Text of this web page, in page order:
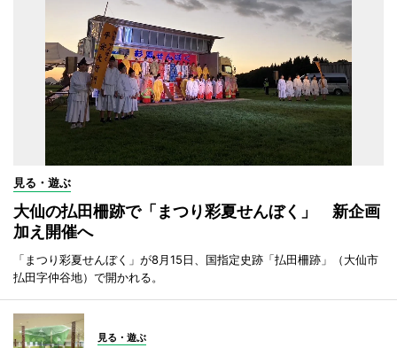
見る・遊ぶ
大仙の払田柵跡で「まつり彩夏せんぼく」 新企画
加え開催へ
「まつり彩夏せんぼく」が8月15日、国指定史跡「払田柵跡」（大仙市
払田字仲谷地）で開かれる。
見る・遊ぶ